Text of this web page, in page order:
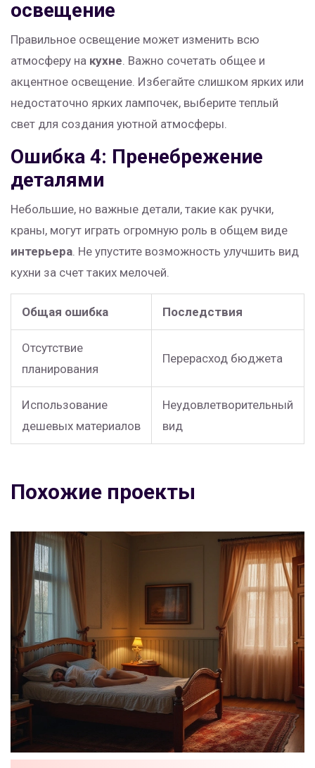
освещение
Правильное освещение может изменить всю
атмосферу на кухне. Важно сочетать общее и
акцентное освещение. Избегайте слишком ярких или
недостаточно ярких лампочек, выберите теплый
свет для создания уютной атмосферы.
Ошибка 4: Пренебрежение
деталями
Небольшие, но важные детали, такие как ручки,
краны, могут играть огромную роль в общем виде
интерьера. Не упустите возможность улучшить вид
кухни за счет таких мелочей.
Общая ошибка Последствия
Отсутствие
планирования
Перерасход бюджета
Использование
дешевых материалов
Неудовлетворительный
вид
Похожие проекты